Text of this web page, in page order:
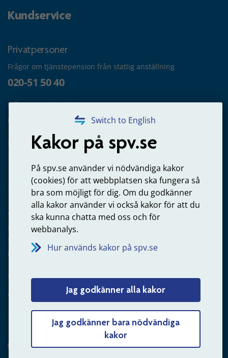
Switch to English
Kakor på spv.se
På spv.se använder vi nödvändiga kakor
(cookies) för att webbplatsen ska fungera så
bra som möjligt för dig. Om du godkänner
alla kakor använder vi också kakor för att du
ska kunna chatta med oss och för
webbanalys.
Hur används kakor på spv.se
Jag godkänner alla kakor
Jag godkänner bara nödvändiga
kakor
Kundservice
Privatpersoner
Frågor om tjänstepension från statlig anställning
020-51 50 40
Frågor om utbetalning
020-65 00 65
Kontakta oss
Arbetsgivare
Frågor om administration av tjänstepension från statlig
anställning
060-18 75 03
Kontakta oss
Arbetsgivare – skicka mejl till oss
Hitta svaret på din fråga